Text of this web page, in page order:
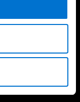
Agréés